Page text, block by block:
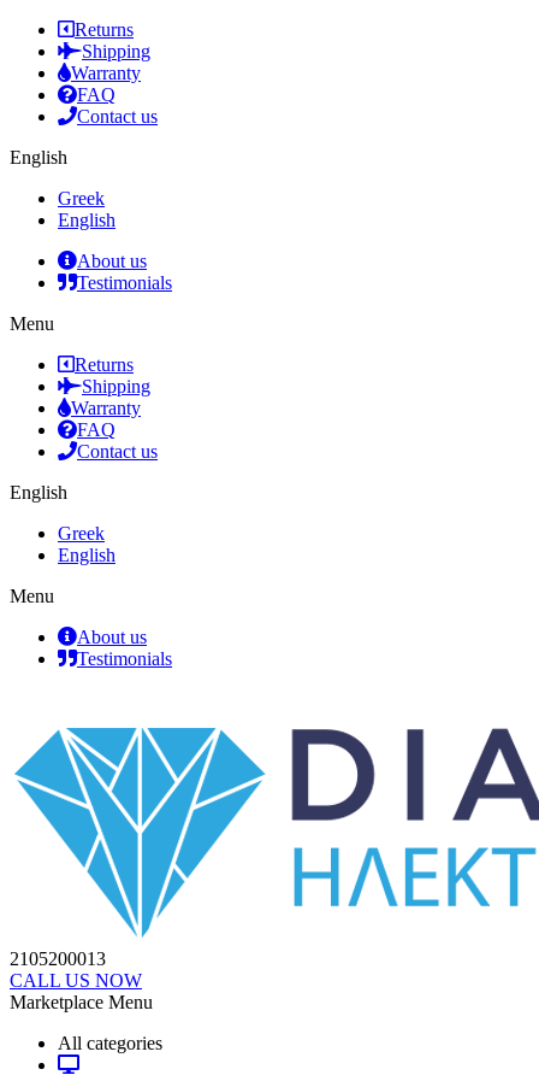
Returns
Shipping
Warranty
FAQ
Contact us
English
Greek
English
About us
Testimonials
Menu
Returns
Shipping
Warranty
FAQ
Contact us
English
Greek
English
Menu
About us
Testimonials
2105200013
CALL US NOW
Marketplace Menu
All categories